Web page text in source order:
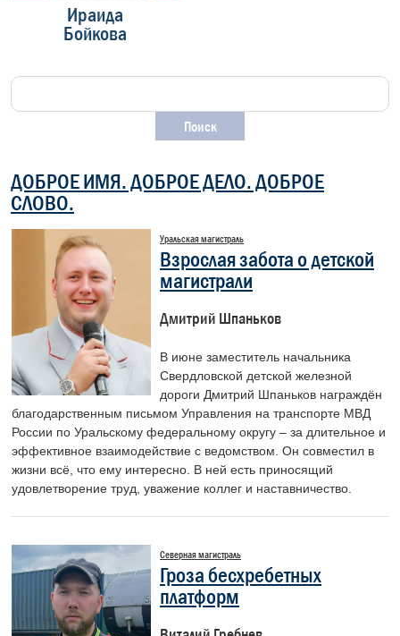
Ираида
Бойкова
ДОБРОЕ ИМЯ. ДОБРОЕ ДЕЛО. ДОБРОЕ
СЛОВО.
Уральская магистраль
Взрослая забота о детской
магистрали
Дмитрий Шпаньков
В июне заместитель начальника
Свердловской детской железной
дороги Дмитрий Шпаньков награждён
благодарственным письмом Управления на транспорте МВД
России по Уральскому федеральному округу – за длительное и
эффективное взаимодействие с ведомством. Он совместил в
жизни всё, что ему интересно. В ней есть приносящий
удовлетворение труд, уважение коллег и наставничество.
Северная магистраль
Гроза бесхребетных
платформ